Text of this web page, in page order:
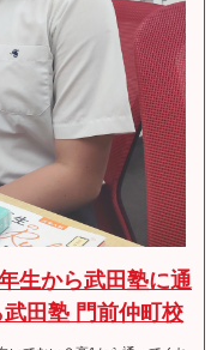
生から武田塾に通
田塾 門前仲町校